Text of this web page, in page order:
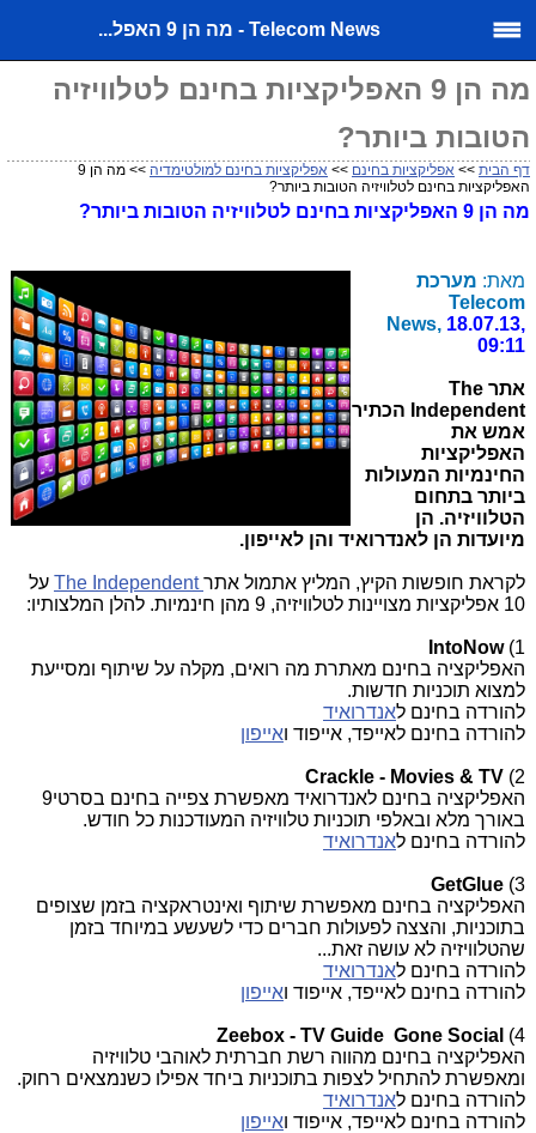
Telecom News - מה הן 9 האפל...
מה הן 9 האפליקציות בחינם לטלוויזיה
הטובות ביותר?
דף הבית >> אפליקציות בחינם >> אפליקציות בחינם למולטימדיה
>> מה הן 9
האפליקציות בחינם לטלוויזיה הטובות ביותר?
מה הן 9 האפליקציות בחינם לטלוויזיה הטובות ביותר?
מאת: מערכת
Telecom
News, 18.07.13,
09:11
אתר The
Independent הכתיר
אמש את
האפליקציות
החינמיות המעולות
ביותר בתחום
הטלוויזיה. הן
מיועדות הן לאנדרואיד והן לאייפון.
לקראת חופשות הקיץ, המליץ אתמול אתרThe Independent
על
10 אפליקציות מצויינות לטלוויזיה, 9 מהן חינמיות. להלן המלצותיו:
1)
IntoNow
האפליקציה בחינם מאתרת מה רואים, מקלה על שיתוף ומסייעת
למצוא תוכניות חדשות.
להורדה בחינם לאנדרואיד
להורדה בחינם לאייפד, אייפוד ואייפון
2)
Crackle - Movies & TV
האפליקציה בחינם לאנדרואיד מאפשרת צפייה בחינם בסרטי9
באורך מלא ובאלפי תוכניות טלוויזיה המעודכנות כל חודש.
להורדה בחינם לאנדרואיד
3)
האפליקציה בחינם מאפשרת שיתוף ואינטראקציה בזמן שצופים
בתוכניות, והצצה לפעולות חברים כדי לשעשע במיוחד בזמן
שהטלוויזיה לא עושה זאת...
להורדה בחינם לאנדרואיד
להורדה בחינם לאייפד, אייפוד ואייפון
4)
Zeebox - TV Guide Gone Social
האפליקציה בחינם מהווה רשת חברתית לאוהבי טלוויזיה
ומאפשרת להתחיל לצפות בתוכניות ביחד אפילו כשנמצאים רחוק.
להורדה בחינם לאנדרואיד
להורדה בחינם לאייפד, אייפוד ואייפון